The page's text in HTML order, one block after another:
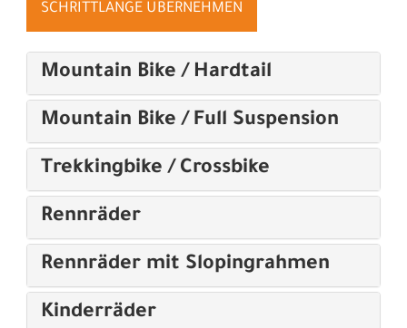
SCHRITTLÄNGE ÜBERNEHMEN
Mountain Bike / Hardtail
Mountain Bike / Full Suspension
Trekkingbike / Crossbike
Rennräder
Rennräder mit Slopingrahmen
Kinderräder